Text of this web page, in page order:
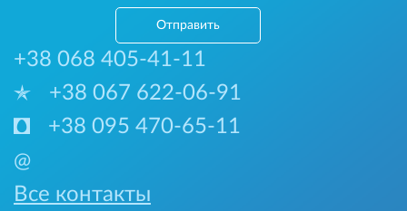
Отправить
+38 068 405-41-11
+38 067 622-06-91
+38 095 470-65-11
@
Все контакты